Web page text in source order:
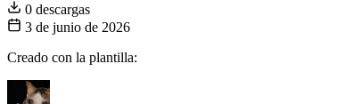
0 descargas
3 de junio de 2026
Creado con la plantilla: